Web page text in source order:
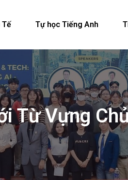
Tế Tự học Tiếng Anh
Từ Vựng